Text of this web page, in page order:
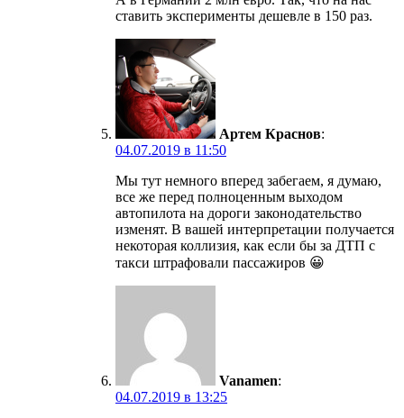
ставить эксперименты дешевле в 150 раз.
Артем Краснов:
04.07.2019 в 11:50
Мы тут немного вперед забегаем, я думаю,
все же перед полноценным выходом
автопилота на дороги законодательство
изменят. В вашей интерпретации получается
некоторая коллизия, как если бы за ДТП с
такси штрафовали пассажиров 😀
Vanamen:
04.07.2019 в 13:25